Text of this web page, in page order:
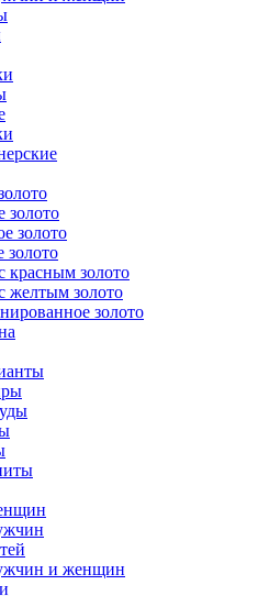
золото
золото
золото
красным золото
желтым золото
золото
и женщин